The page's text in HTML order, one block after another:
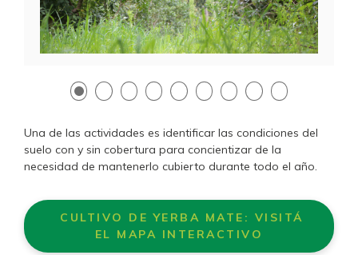
Una de las actividades es identificar las condiciones del
suelo con y sin cobertura para concientizar de la
necesidad de mantenerlo cubierto durante todo el año.
CULTIVO DE YERBA MATE: VISITÁ
EL MAPA INTERACTIVO